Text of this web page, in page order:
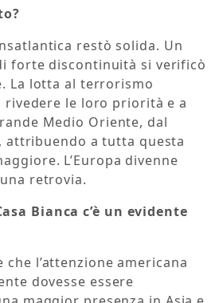
restò solida. Un
forte discontinuità si verificò
La lotta al terrorismo
rivedere le loro priorità e a
Medio Oriente, dal
attribuendo a tutta questa
L’Europa divenne
retrovia.
Bianca c’è un evidente
che l’attenzione americana
dovesse essere